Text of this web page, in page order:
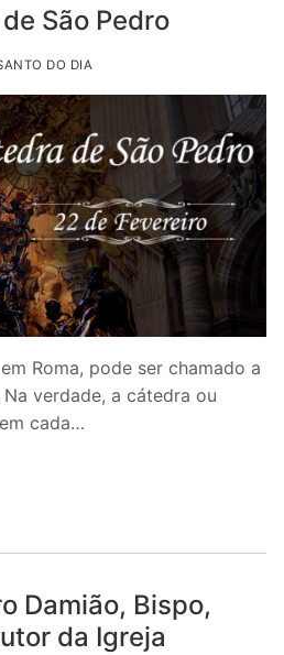
São Pedro
DO DIA
Roma, pode ser chamado a
verdade, a cátedra ou
cada…
Damião, Bispo,
da Igreja